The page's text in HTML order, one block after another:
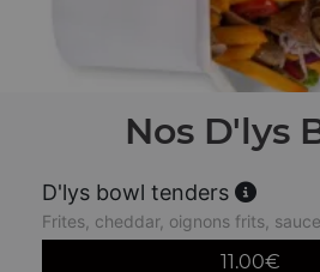
Nos D'lys
D'lys bowl tenders
Frites, cheddar, oignons frits,
11.00€